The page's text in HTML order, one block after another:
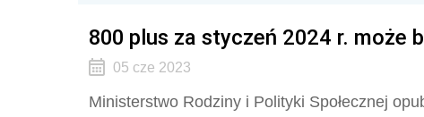
800 plus za styczeń 2024 r. może
05 cze 2023
Ministerstwo Rodziny i Polityki Społecznej